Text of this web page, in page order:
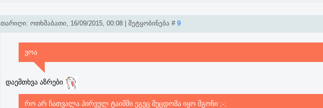
თარიღი: ოთხშაბათი, 16/09/2015, 00:08 | შეტყობინება # 9
ვოა
დაემთხვა აზრები
რო არ ჩათვალა პირველ ტაიმში ეგეც შეცდომა იყო მგონი ;-;